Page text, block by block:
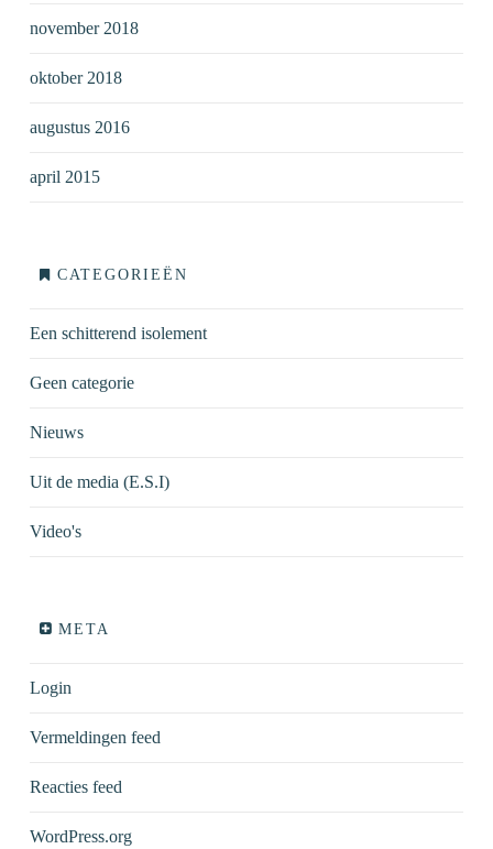
november 2018
oktober 2018
augustus 2016
april 2015
CATEGORIEËN
Een schitterend isolement
Geen categorie
Nieuws
Uit de media (E.S.I)
Video's
META
Login
Vermeldingen feed
Reacties feed
WordPress.org